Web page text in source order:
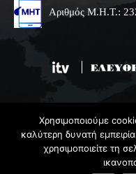
Αριθμός Μ.Η.Τ.:
© 2019 Epirus Online
Χρησιμοποιούμε
καλύτερη δυνατή
χρησιμοποιείτε τη